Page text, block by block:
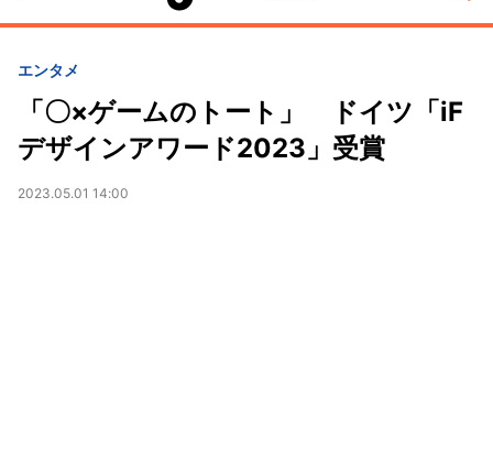
エンタメ
「〇×ゲームのトート」 ドイツ「iF
デザインアワード2023」受賞
2023.05.01 14:00